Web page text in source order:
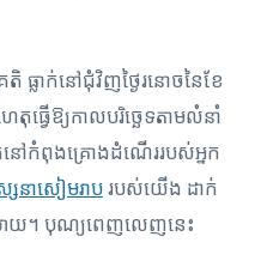
ធ្លាក់នៅជុំវិញថ្ងៃរនោចនៃខែ
ធ្វើឱ្យកាលបរិច្ឆេទតាមលំនាំ
កនៅកំពុងគ្រោងដំណើររបស់អ្នក
សនាសៀមរាបរបស់យើង ដាក់
ាយ។ បុណ្យពេញលេញនេះ